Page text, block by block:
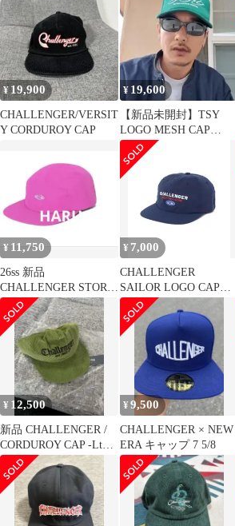
¥ 19,900
CHALLENGER/VERSIT
Y CORDUROY CAP
¥ 19,600
【新品未開封】TSY
LOGO MESH CAP
GREEN
¥ 11,750
26ss 新品
CHALLENGER STORM
CAP ストーム キャップ
¥ 7,000
CHALLENGER
SAILOR LOGO CAP
NAVY
¥ 12,500
新品 CHALLENGER /
CORDUROY CAP -Lt
Green-
¥9,500
CHALLENGER × NEW
ERA キャップ 7 5/8